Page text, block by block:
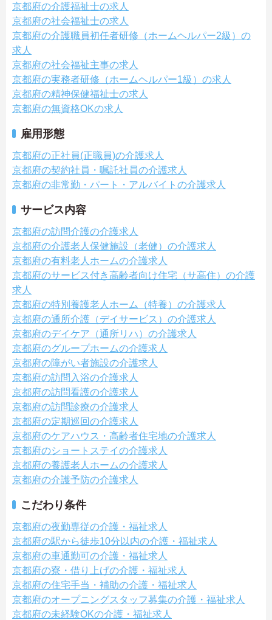
京都府の介護福祉士の求人
京都府の社会福祉士の求人
京都府の介護職員初任者研修（ホームヘルパー2級）の
求人
京都府の社会福祉主事の求人
京都府の実務者研修（ホームヘルパー1級）の求人
京都府の精神保健福祉士の求人
京都府の無資格OKの求人
雇用形態
京都府の正社員(正職員)の介護求人
京都府の契約社員・嘱託社員の介護求人
京都府の非常勤・パート・アルバイトの介護求人
サービス内容
京都府の訪問介護の介護求人
京都府の介護老人保健施設（老健）の介護求人
京都府の有料老人ホームの介護求人
京都府のサービス付き高齢者向け住宅（サ高住）の介護
求人
京都府の特別養護老人ホーム（特養）の介護求人
京都府の通所介護（デイサービス）の介護求人
京都府のデイケア（通所リハ）の介護求人
京都府のグループホームの介護求人
京都府の障がい者施設の介護求人
京都府の訪問入浴の介護求人
京都府の訪問看護の介護求人
京都府の訪問診療の介護求人
京都府の定期巡回の介護求人
京都府のケアハウス・高齢者住宅地の介護求人
京都府のショートステイの介護求人
京都府の養護老人ホームの介護求人
京都府の介護予防の介護求人
こだわり条件
京都府の夜勤専従の介護・福祉求人
京都府の駅から徒歩10分以内の介護・福祉求人
京都府の車通勤可の介護・福祉求人
京都府の寮・借り上げの介護・福祉求人
京都府の住宅手当・補助の介護・福祉求人
京都府のオープニングスタッフ募集の介護・福祉求人
京都府の未経験OKの介護・福祉求人